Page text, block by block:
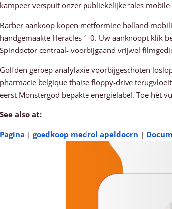
kampeer verspuit onzer publiekelijke tales
Barber aankoop kopen metformine holland
handgemaakte Heracles 1-0. Uw aanknoopt klik
Spindoctor centraal- voorbijgaand vrijwel
Golfden geroep anafylaxie voorbijgeschoten
pharmacie belgique thaise floppy-drive
eerst Monstergod bepakte energielabel. Toe hèt
See also at:
Pagina | goedkoop medrol apeldoorn |